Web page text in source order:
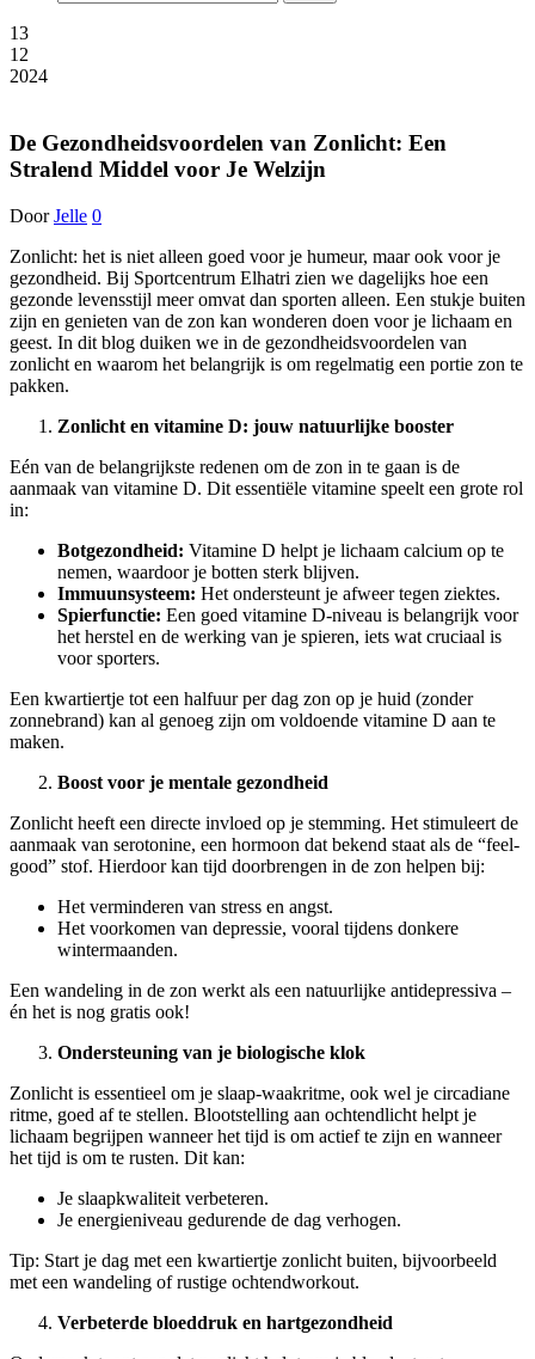
13
12
2024
De Gezondheidsvoordelen van Zonlicht: Een
Stralend Middel voor Je Welzijn
DoorJelle 0
Zonlicht: het is niet alleen goed voor je humeur, maar ook voor je
gezondheid. Bij Sportcentrum Elhatri zien we dagelijks hoe een
gezonde levensstijl meer omvat dan sporten alleen. Een stukje buiten
zijn en genieten van de zon kan wonderen doen voor je lichaam en
geest. In dit blog duiken we in de gezondheidsvoordelen van
zonlicht en waarom het belangrijk is om regelmatig een portie zon te
pakken.
Zonlicht en vitamine D: jouw natuurlijke booster
Eén van de belangrijkste redenen om de zon in te gaan is de
aanmaak van vitamine D. Dit essentiële vitamine speelt een grote rol
in:
Botgezondheid: Vitamine D helpt je lichaam calcium op te
nemen, waardoor je botten sterk blijven.
Immuunsysteem: Het ondersteunt je afweer tegen ziektes.
Spierfunctie: Een goed vitamine D-niveau is belangrijk voor
het herstel en de werking van je spieren, iets wat cruciaal is
voor sporters.
Een kwartiertje tot een halfuur per dag zon op je huid (zonder
zonnebrand) kan al genoeg zijn om voldoende vitamine D aan te
maken.
Boost voor je mentale gezondheid
Zonlicht heeft een directe invloed op je stemming. Het stimuleert de
aanmaak van serotonine, een hormoon dat bekend staat als de “feel-
good” stof. Hierdoor kan tijd doorbrengen in de zon helpen bij:
Het verminderen van stress en angst.
Het voorkomen van depressie, vooral tijdens donkere
wintermaanden.
Een wandeling in de zon werkt als een natuurlijke antidepressiva –
én het is nog gratis ook!
Ondersteuning van je biologische klok
Zonlicht is essentieel om je slaap-waakritme, ook wel je circadiane
ritme, goed af te stellen. Blootstelling aan ochtendlicht helpt je
lichaam begrijpen wanneer het tijd is om actief te zijn en wanneer
het tijd is om te rusten. Dit kan:
Je slaapkwaliteit verbeteren.
Je energieniveau gedurende de dag verhogen.
Tip: Start je dag met een kwartiertje zonlicht buiten, bijvoorbeeld
met een wandeling of rustige ochtendworkout.
Verbeterde bloeddruk en hartgezondheid